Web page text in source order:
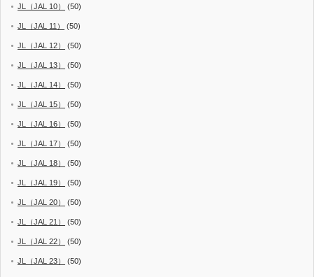
JL（JAL 10） (50)
JL（JAL 11） (50)
JL（JAL 12） (50)
JL（JAL 13） (50)
JL（JAL 14） (50)
JL（JAL 15） (50)
JL（JAL 16） (50)
JL（JAL 17） (50)
JL（JAL 18） (50)
JL（JAL 19） (50)
JL（JAL 20） (50)
JL（JAL 21） (50)
JL（JAL 22） (50)
JL（JAL 23） (50)